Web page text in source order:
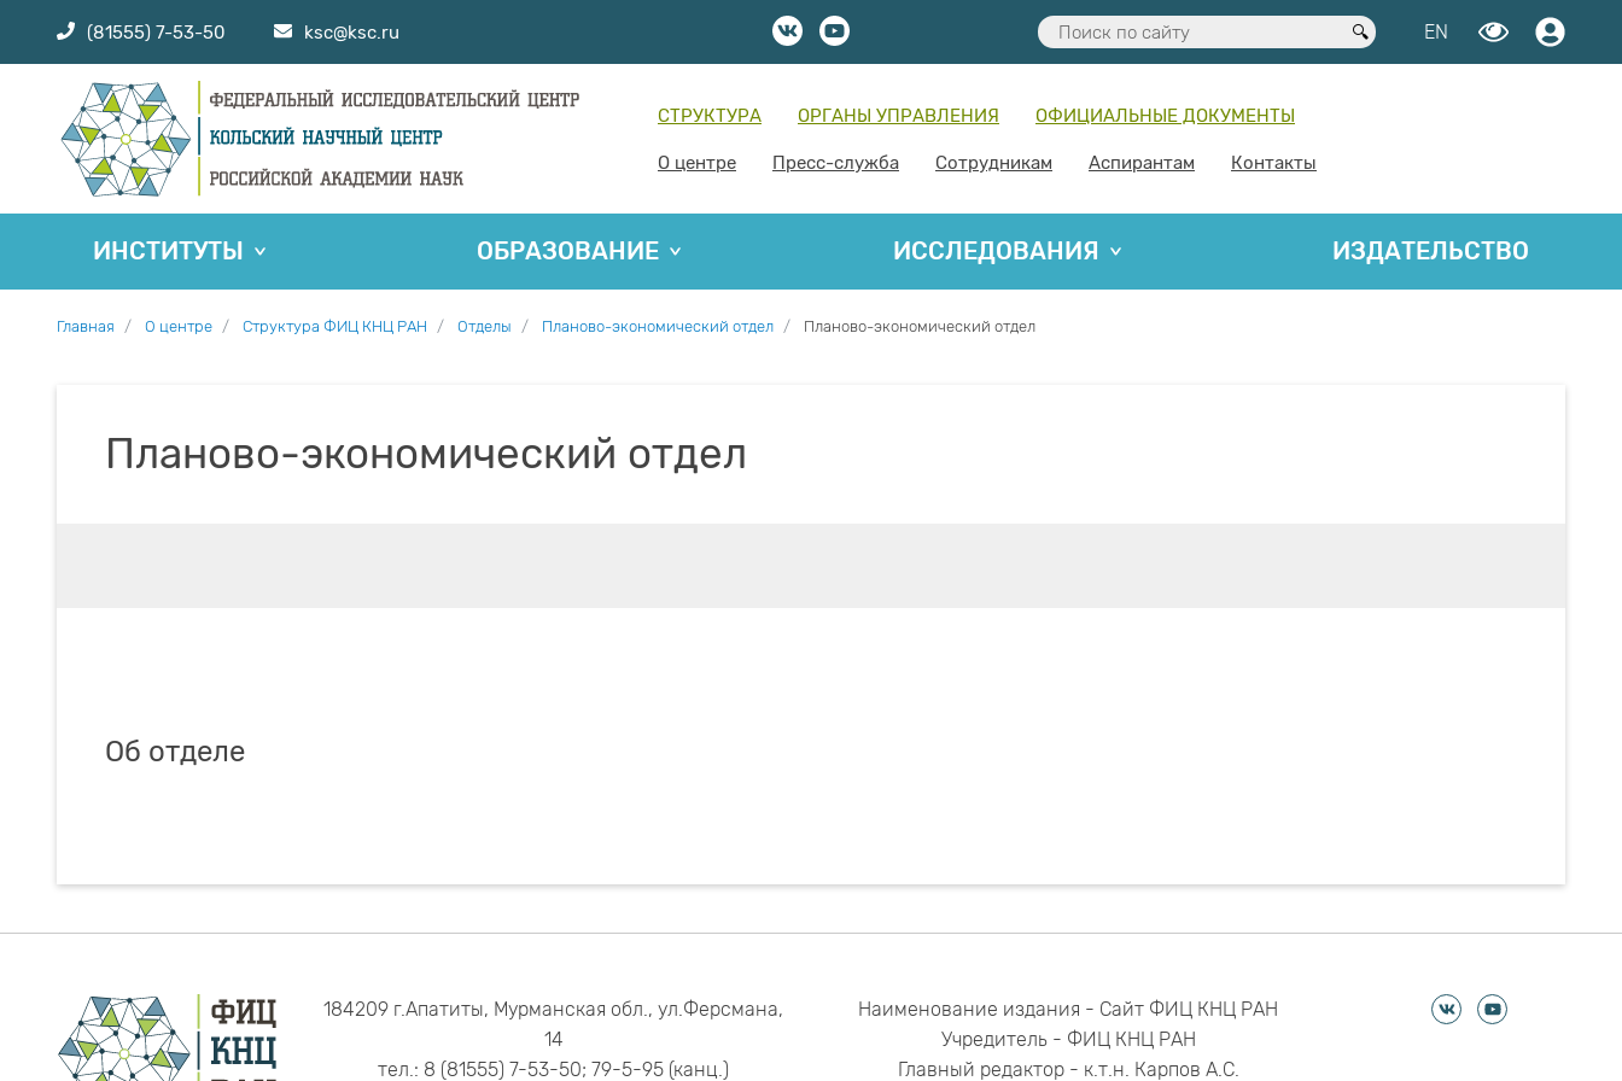
(81555) 7-53-50 ksc@ksc.ru EN
СТРУКТУРА ОРГАНЫ УПРАВЛЕНИЯ ОФИЦИАЛЬНЫЕ ДОКУМЕНТЫ
О центре Пресс-служба Сотрудникам Аспирантам Контакты
ИНСТИТУТЫ ОБРАЗОВАНИЕ ИССЛЕДОВАНИЯ ИЗДАТЕЛЬСТВО
Главная О центре Структура ФИЦ КНЦ РАН Отделы Планово-экономический отдел Планово-экономический отдел
Планово-экономический отдел
Об отделе
184209 г.Апатиты, Мурманская обл., ул.Ферсмана,
14
тел.: 8 (81555) 7-53-50; 79-5-95 (канц.)
Наименование издания - Сайт ФИЦ КНЦ РАН
Учредитель - ФИЦ КНЦ РАН
Главный редактор - к.т.н. Карпов А.С.